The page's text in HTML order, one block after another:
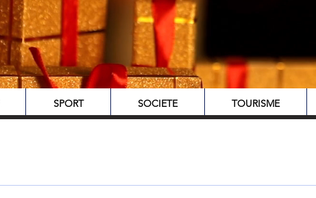
SPORT SOCIETE TOURISME